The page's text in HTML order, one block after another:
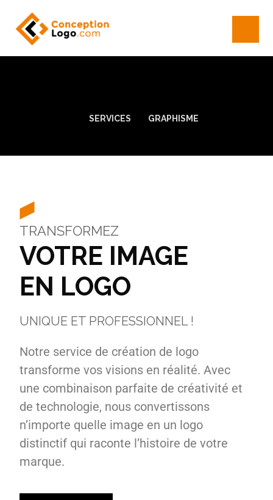
SERVICES GRAPHISME
TRANSFORMEZ
VOTRE IMAGE
EN LOGO
UNIQUE ET PROFESSIONNEL !
Notre service de création de logo
transforme vos visions en réalité. Avec
une combinaison parfaite de créativité et
de technologie, nous convertissons
n’importe quelle image en un logo
distinctif qui raconte l’histoire de votre
marque.